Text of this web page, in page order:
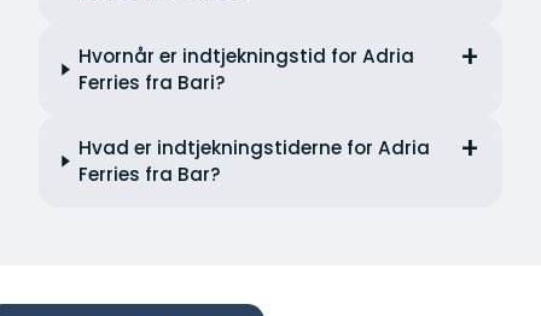
Hvornår er indtjekningstid for Adria
Ferries fra Bari?
Hvad er indtjekningstiderne for Adria
Ferries fra Bar?